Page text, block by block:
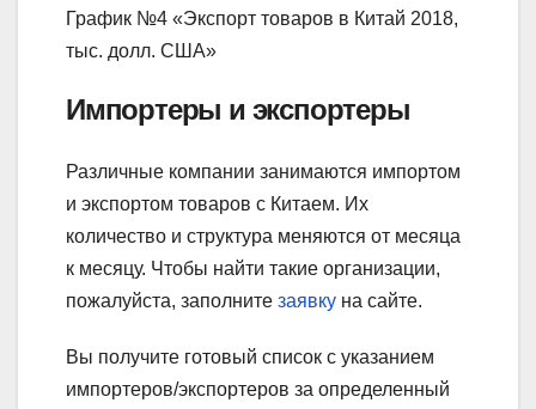
График №4 «Экспорт товаров в Китай 2018,
тыс. долл. США»
Импортеры и экспортеры
Различные компании занимаются импортом
и экспортом товаров с Китаем. Их
количество и структура меняются от месяца
к месяцу. Чтобы найти такие организации,
пожалуйста, заполните заявку на сайте.
Вы получите готовый список с указанием
импортеров/экспортеров за определенный